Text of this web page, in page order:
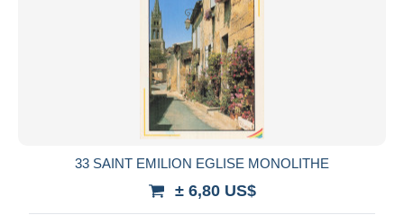
33 SAINT EMILION EGLISE MONOLITHE
± 6,80 US$